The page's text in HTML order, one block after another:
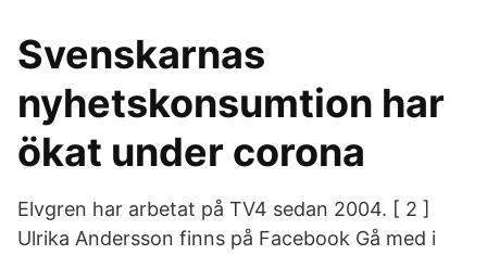
Svenskarnas
nyhetskonsumtion har
ökat under corona
Elvgren har arbetat på TV4 sedan 2004. [ 2 ]
Ulrika Andersson finns på Facebook Gå med i